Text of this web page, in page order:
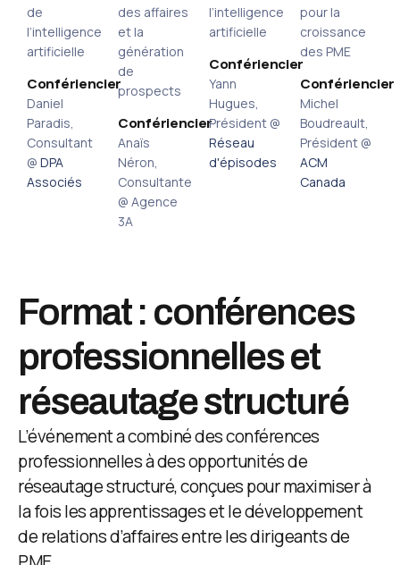
de
l’intelligence
artificielle
Confériencier
Daniel
Paradis,
Consultant
@ DPA
Associés
des affaires
et la
génération
de
prospects
Confériencier
Anaïs
Néron,
Consultante
@ Agence
3A
l’intelligence
artificielle
Confériencier
Yann
Hugues,
Président @
Réseau
d'épisodes
pour la
croissance
des PME
Confériencier
Michel
Boudreault,
Président @
ACM
Canada
Format : conférences
professionnelles et
réseautage structuré
L’événement a combiné des conférences
professionnelles à des opportunités de
réseautage structuré, conçues pour maximiser à
la fois les apprentissages et le développement
de relations d’affaires entre les dirigeants de